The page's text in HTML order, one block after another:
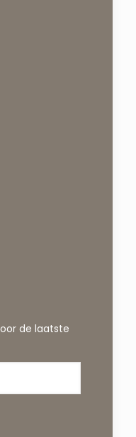
de laatste